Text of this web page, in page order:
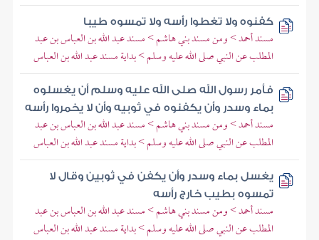
كفنوه ولا تغطوا رأسه ولا تمسوه طيبا
مسند أحمد > ومن مسند بني هاشم > مسند عبد الله بن العباس بن عبد
المطلب عن النبي صلى الله عليه وسلم > بداية مسند عبد الله بن العباس
فأمر رسول الله صلى الله عليه وسلم أن يغسلوه
بماء وسدر وأن يكفنوه في ثوبيه وأن لا يخمروا رأسه
مسند أحمد > ومن مسند بني هاشم > مسند عبد الله بن العباس بن عبد
المطلب عن النبي صلى الله عليه وسلم > بداية مسند عبد الله بن العباس
يغسل بماء وسدر وأن يكفن في ثوبين وقال لا
تمسوه بطيب خارج رأسه
مسند أحمد > ومن مسند بني هاشم > مسند عبد الله بن العباس بن عبد
المطلب عن النبي صلى الله عليه وسلم > بداية مسند عبد الله بن العباس